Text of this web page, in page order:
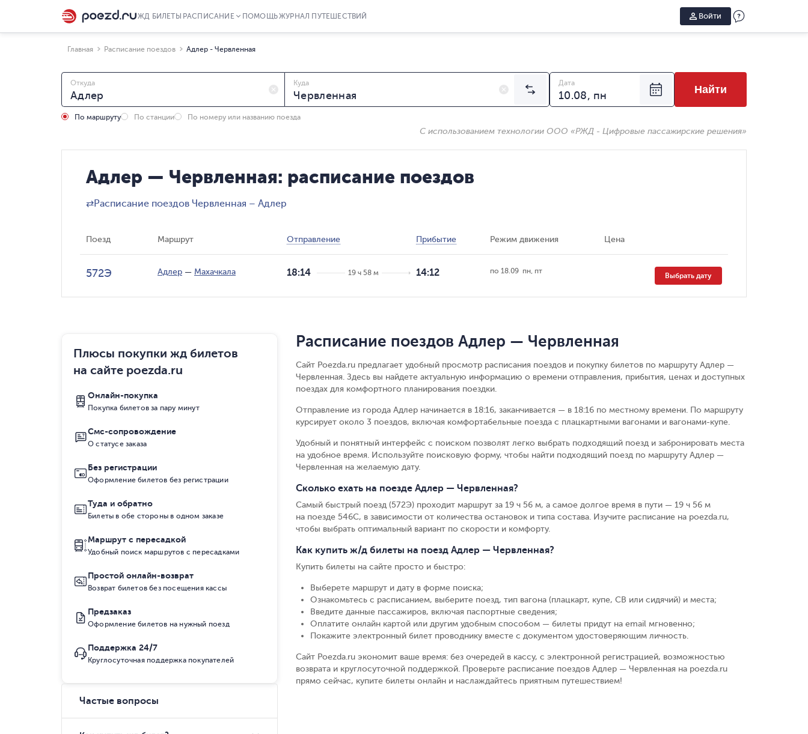
ЖД БИЛЕТЫ РАСПИСАНИЕ ПОМОЩЬЖУРНАЛ ПУТЕШЕСТВИЙ Войти
Главная Расписание поездов Адлер - Червленная
Откуда Куда
По маршруту По станции По номеру или названию поезда
Дата
Найти
С использованием технологии ООО «РЖД - Цифровые пассажирские решения»
Адлер — Червленная: расписание поездов
⇄Расписание поездов Червленная – Адлер
Поезд Маршрут Отправление Прибытие Режим движения Цена
572Э Адлер — Махачкала 18:14 19 ч 58 м 14:12 по 18.09  пн, пт
Выбрать дату
Расписание поездов Адлер — Червленная
Сайт Poezda.ru предлагает удобный просмотр расписания поездов и покупку билетов по маршруту Адлер —
Червленная. Здесь вы найдете актуальную информацию о времени отправления, прибытия, ценах и доступных
поездах для комфортного планирования поездки.
Отправление из города Адлер начинается в 18:16, заканчивается — в 18:16 по местному времени. По маршруту
курсирует около 3 поездов, включая комфортабельные поезда с плацкартными вагонами и вагонами-купе.
Удобный и понятный интерфейс с поиском позволят легко выбрать подходящий поезд и забронировать места
на удобное время. Используйте поисковую форму, чтобы найти подходящий поезд по маршруту Адлер —
Червленная на желаемую дату.
Сколько ехать на поезде Адлер — Червленная?
Самый быстрый поезд (572Э) проходит маршрут за 19 ч 56 м, а самое долгое время в пути — 19 ч 56 м
на поезде 546С, в зависимости от количества остановок и типа состава. Изучите расписание на poezda.ru,
чтобы выбрать оптимальный вариант по скорости и комфорту.
Как купить ж/д билеты на поезд Адлер — Червленная?
Купить билеты на сайте просто и быстро:
Выберете маршрут и дату в форме поиска;
Ознакомьтесь с расписанием, выберите поезд, тип вагона (плацкарт, купе, СВ или сидячий) и места;
Введите данные пассажиров, включая паспортные сведения;
Оплатите онлайн картой или другим удобным способом — билеты придут на email мгновенно;
Покажите электронный билет проводнику вместе с документом удостоверяющим личность.
Сайт Poezda.ru экономит ваше время: без очередей в кассу, с электронной регистрацией, возможностью
возврата и круглосуточной поддержкой. Проверьте расписание поездов Адлер — Червленная на poezda.ru
прямо сейчас, купите билеты онлайн и наслаждайтесь приятным путешествием!
Плюсы покупки жд билетов
на сайте poezda.ru
Онлайн-покупка
Покупка билетов за пару минут
Смс-сопровождение
О статусе заказа
Без регистрации
Оформление билетов без регистрации
Туда и обратно
Билеты в обе стороны в одном заказе
Маршрут с пересадкой
Удобный поиск маршрутов с пересадками
Простой онлайн-возврат
Возврат билетов без посещения кассы
Предзаказ
Оформление билетов на нужный поезд
Поддержка 24/7
Круглосуточная поддержка покупателей
Частые вопросы